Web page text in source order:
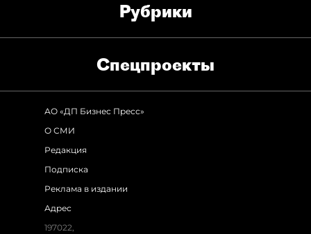
Рубрики
Спец­проекты
АО «ДП Бизнес Пресс»
О СМИ
Редакция
Подписка
Реклама в издании
Адрес
197022,